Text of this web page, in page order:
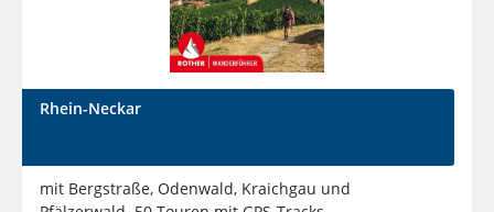
Rhein-Neckar
mit Bergstraße, Odenwald, Kraichgau und